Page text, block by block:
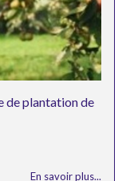
de plantation de
En savoir plus...